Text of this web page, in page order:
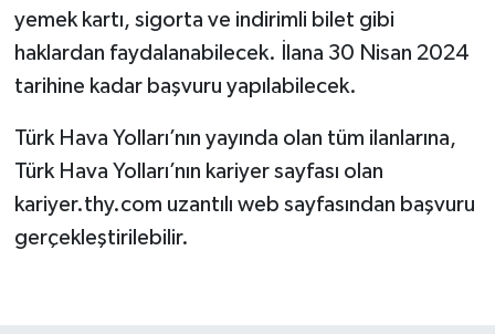
yemek kartı, sigorta ve indirimli bilet gibi
haklardan faydalanabilecek. İlana 30 Nisan 2024
tarihine kadar başvuru yapılabilecek.
Türk Hava Yolları’nın yayında olan tüm ilanlarına,
Türk Hava Yolları’nın kariyer sayfası olan
kariyer.thy.com uzantılı web sayfasından başvuru
gerçekleştirilebilir.